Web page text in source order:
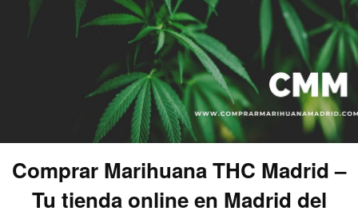
Comprar Marihuana THC Madrid –
Tu tienda online en Madrid del